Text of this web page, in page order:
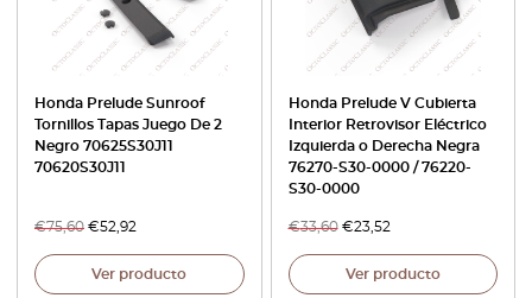
Honda Prelude Sunroof
Tornillos Tapas Juego De 2
Negro 70625S30J11
70620S30J11
€75,60 €52,92
Ver producto
Honda Prelude V Cubierta
Interior Retrovisor Eléctrico
Izquierda o Derecha Negra
76270-S30-0000 / 76220-
S30-0000
€33,60 €23,52
Ver producto